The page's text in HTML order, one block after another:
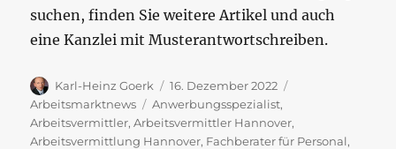
suchen, finden Sie weitere Artikel und auch
eine Kanzlei mit Musterantwortschreiben.
Autor
Karl-Heinz Goerk
Veröffentlicht
am
16. Dezember 2022
Arbeitsmarktnews
Schlagwörter
Anwerbungsspezialist,
Arbeitsvermittler,Arbeitsvermittler Hannover,
Arbeitsvermittlung Hannover, Fachberater für Personal,